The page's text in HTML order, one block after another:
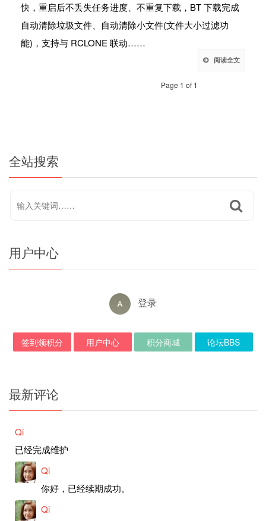
快，重启后不丢失任务进度、不重复下载，BT 下载完成
自动清除垃圾文件、自动清除小文件(文件大小过滤功
能)，支持与 RCLONE 联动……
阅读全文
Page 1 of 1
全站搜索
用户中心
登录
签到领积分 用户中心 积分商城 论坛BBS
最新评论
Qi
已经完成维护
Qi
你好，已经续期成功。
Qi